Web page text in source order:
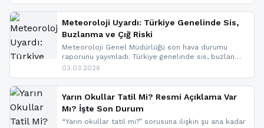
Meteoroloji Uyardı: Türkiye Genelinde Sis,
Buzlanma ve Çığ Riski
Meteoroloji Genel Müdürlüğü son hava durumu
raporunu yayımladı. Türkiye genelinde sis, buzlanma
ve don beklenirken Doğu Anadolu ve Doğu
yapıldı. İşte son dakika meteoroloji gelişmeleri.
03.03.2026
Yarın Okullar Tatil Mi? Resmi Açıklama Var
Mı? İşte Son Durum
“Yarın okullar tatil mi?” sorusuna ilişkin şu ana kadar